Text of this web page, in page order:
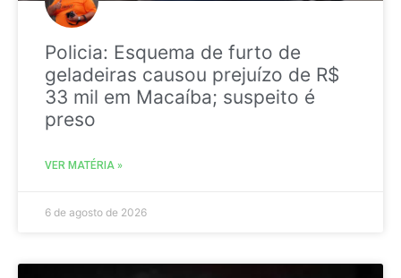
Policia: Esquema de furto de
geladeiras causou prejuízo de R$
33 mil em Macaíba; suspeito é
preso
VER MATÉRIA »
6 de agosto de 2026